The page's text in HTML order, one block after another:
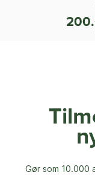
Gør som 10.000